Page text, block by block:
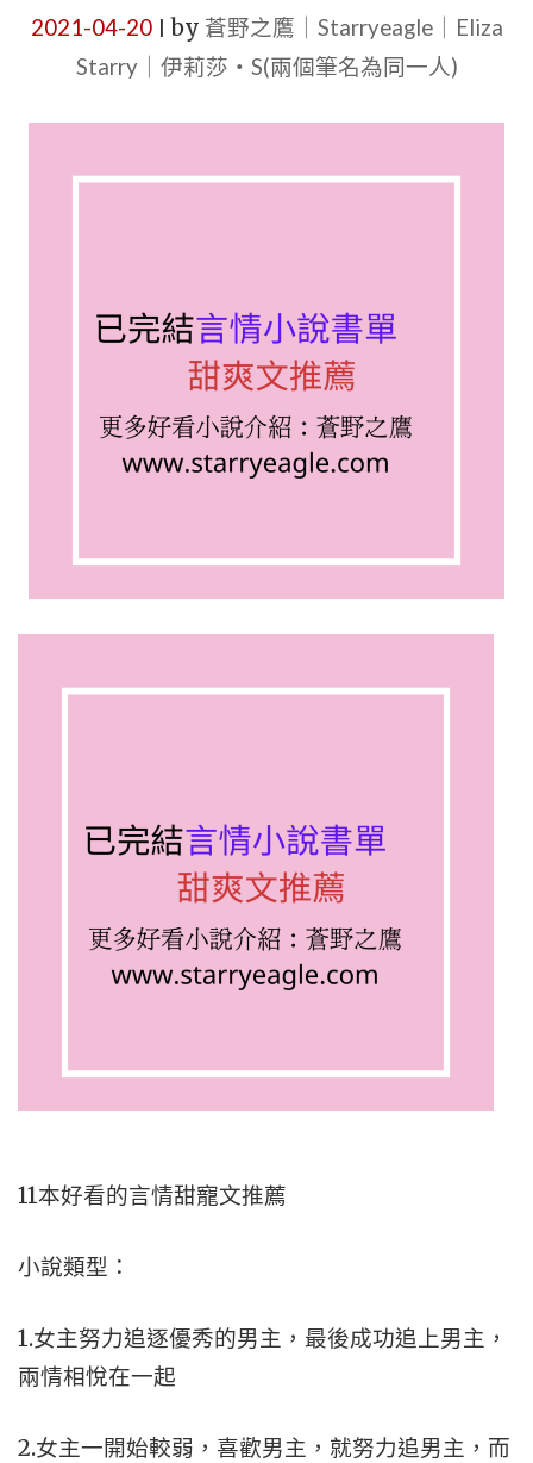
2021-04-20| by 蒼野之鷹｜Starryeagle｜Eliza
Starry｜伊莉莎・S(兩個筆名為同一人)
11本好看的言情甜寵文推薦
小說類型：
1.女主努力追逐優秀的男主，最後成功追上男主，
兩情相悅在一起
2.女主一開始較弱，喜歡男主，就努力追男主，而